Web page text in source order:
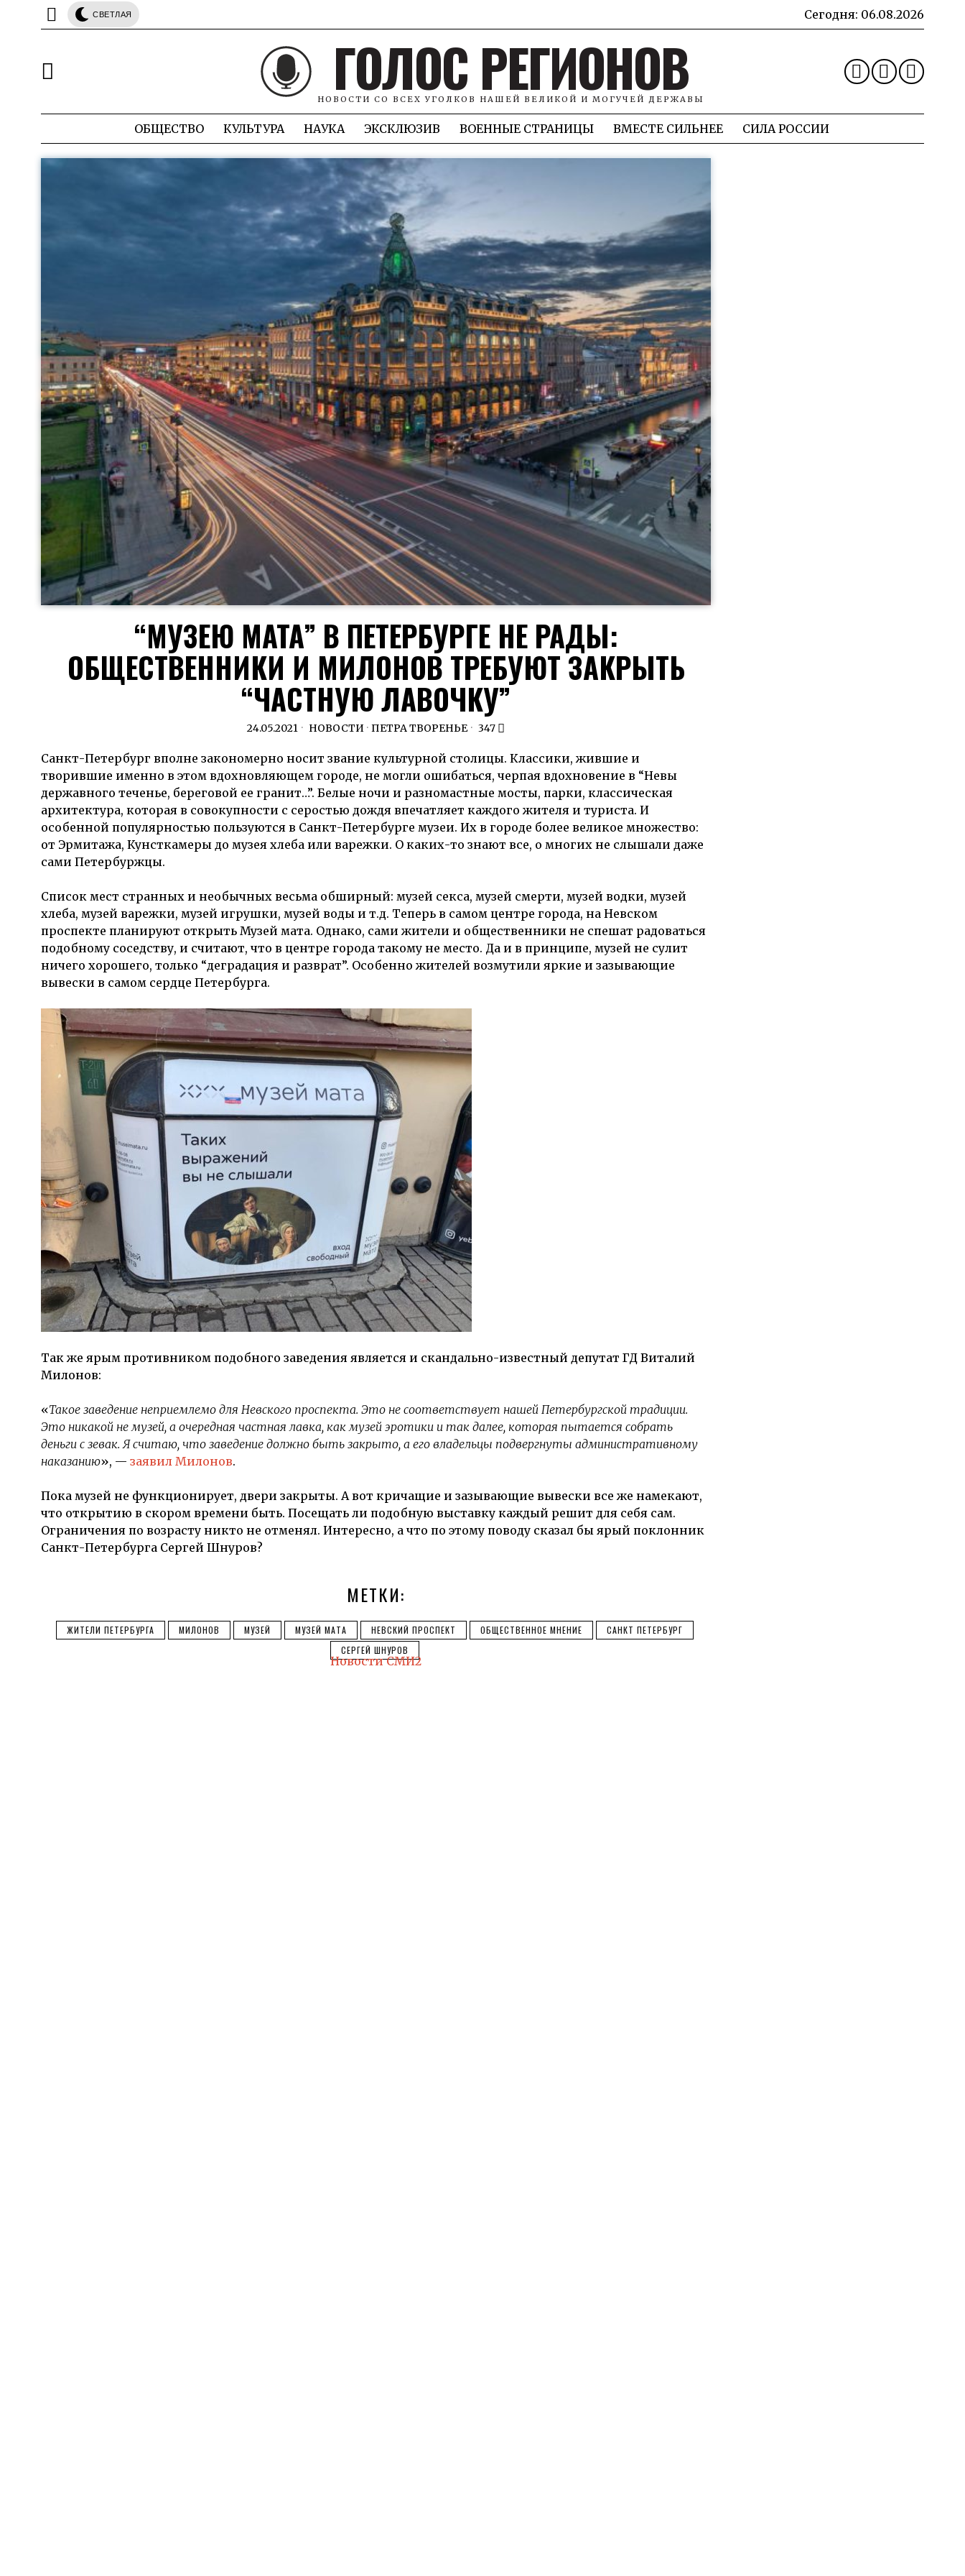
СВЕТЛАЯ Сегодня: 06.08.2026
ГОЛОС РЕГИОНОВ
НОВОСТИ СО ВСЕХ УГОЛКОВ НАШЕЙ ВЕЛИКОЙ И МОГУЧЕЙ ДЕРЖАВЫ
ОБЩЕСТВО КУЛЬТУРА НАУКА ЭКСКЛЮЗИВ ВОЕННЫЕ СТРАНИЦЫ ВМЕСТЕ СИЛЬНЕЕ СИЛА РОССИИ
“МУЗЕЮ МАТА” В ПЕТЕРБУРГЕ НЕ РАДЫ:
ОБЩЕСТВЕННИКИ И МИЛОНОВ ТРЕБУЮТ ЗАКРЫТЬ
“ЧАСТНУЮ ЛАВОЧКУ”
24.05.2021 НОВОСТИ · ПЕТРА ТВОРЕНЬЕ 347
Санкт-Петербург вполне закономерно носит звание культурной столицы. Классики, жившие и
творившие именно в этом вдохновляющем городе, не могли ошибаться, черпая вдохновение в “Невы
державного теченье, береговой ее гранит…”. Белые ночи и разномастные мосты, парки, классическая
архитектура, которая в совокупности с серостью дождя впечатляет каждого жителя и туриста. И
особенной популярностью пользуются в Санкт-Петербурге музеи. Их в городе более великое множество:
от Эрмитажа, Кунсткамеры до музея хлеба или варежки. О каких-то знают все, о многих не слышали даже
сами Петербуржцы.
Список мест странных и необычных весьма обширный: музей секса, музей смерти, музей водки, музей
хлеба, музей варежки, музей игрушки, музей воды и т.д. Теперь в самом центре города, на Невском
проспекте планируют открыть Музей мата. Однако, сами жители и общественники не спешат радоваться
подобному соседству, и считают, что в центре города такому не место. Да и в принципе, музей не сулит
ничего хорошего, только “деградация и разврат”. Особенно жителей возмутили яркие и зазывающие
вывески в самом сердце Петербурга.
Так же ярым противником подобного заведения является и скандально-известный депутат ГД Виталий
Милонов:
«Такое заведение неприемлемо для Невского проспекта. Это не соответствует нашей Петербургской традиции.
Это никакой не музей, а очередная частная лавка, как музей эротики и так далее, которая пытается собрать
деньги с зевак. Я считаю, что заведение должно быть закрыто, а его владельцы подвергнуты административному
наказанию», — заявил Милонов.
Пока музей не функционирует, двери закрыты. А вот кричащие и зазывающие вывески все же намекают,
что открытию в скором времени быть. Посещать ли подобную выставку каждый решит для себя сам.
Ограничения по возрасту никто не отменял. Интересно, а что по этому поводу сказал бы ярый поклонник
Санкт-Петербурга Сергей Шнуров?
МЕТКИ:
ЖИТЕЛИ ПЕТЕРБУРГА МИЛОНОВ МУЗЕЙ МУЗЕЙ МАТА НЕВСКИЙ ПРОСПЕКТ ОБЩЕСТВЕННОЕ МНЕНИЕ
САНКТ ПЕТЕРБУРГ
СЕРГЕЙ ШНУРОВ
Новости СМИ2